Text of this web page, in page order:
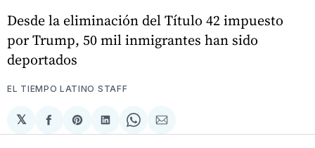
Desde la eliminación del Título 42 impuesto
por Trump, 50 mil inmigrantes han sido
deportados
EL TIEMPO LATINO STAFF
𝕏
Compartir
en
Share
on
Compartir
en
Share
on
Compartir
via